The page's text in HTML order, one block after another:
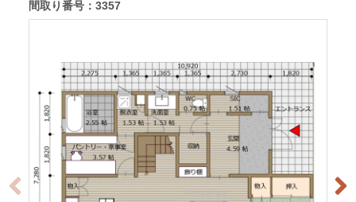
間取り番号：3357